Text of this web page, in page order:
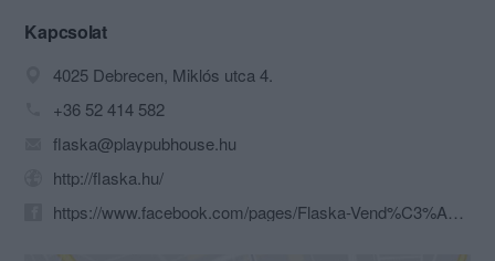
gyermekkorom ízei kerültek.
lenni” – én ezt a saját szakmámban a
Kapcsolat
4025 Debrecen, Miklós utca 4.
+36 52 414 582
flaska@playpubhouse.hu
http://flaska.hu/
https://www.facebook.com/pages/Flaska-Vend%C3%A9gl%C5%91/201964759841069?ref=br_rs